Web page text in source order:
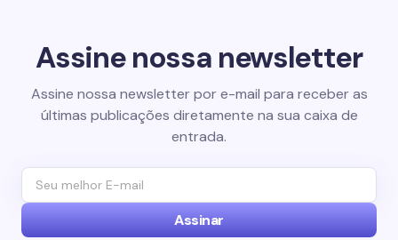
Assine nossa newsletter
Assine nossa newsletter por e-mail para receber as
últimas publicações diretamente na sua caixa de
entrada.
Assinar